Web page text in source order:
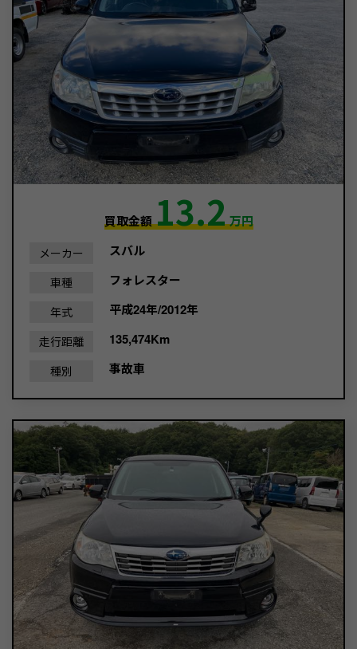
買取金額13.2万円
メーカー スバル
車種 フォレスター
年式 平成24年/2012年
走行距離 135,474Km
種別 事故車